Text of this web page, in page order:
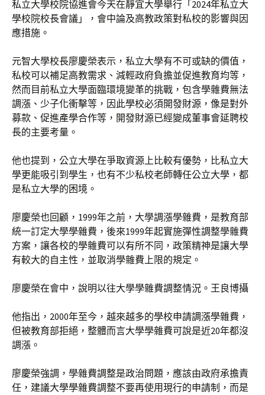
私立大學校院協進會今天在靜宜大學舉行「2024年私立大
學校院校長會議」，會中論及高教政策對私校的影響與因
應措施。
元智大學校長廖慶榮表示，私立大學有不可或缺的價值，
私校可以補足高教需求、減輕政府負擔並促進教育均等，
然而目前私立大學面臨環境變革的挑戰，包含學雜費無法
調漲、少子化衝擊等，因此學校必須開發財源，像是對外
募款、促進產學合作等，開發財源已經變成董事會延聘校
長的主要考量。
他也提到，公立大學在爭取資源上比較有優勢，比私立大
學更能吸引到學生，也有不少私校老師轉任公立大學，都
是私立大學的困境。
廖慶榮也回顧，1999年之前，大學調漲學雜費，是教育部
統一訂定大學學雜費，後來1999年起實施彈性調整學雜費
方案，讓各校的學雜費可以有所不同，政策精神是讓大學
有較大的自主性，並取消學雜費上限的規定。
廖慶榮在會中，說明以往大學學雜費調整情況。王良博攝
他指出，2000年至今，越來越多的學校申請調漲學雜費，
但被教育部拒絕，整體而言大學學雜費可說是近20年都沒
調漲。
廖慶榮強調，學雜費調整是政治問題，應該由政府承擔責
任，建議大學學雜費調整不要再使用現行的申請制，而是